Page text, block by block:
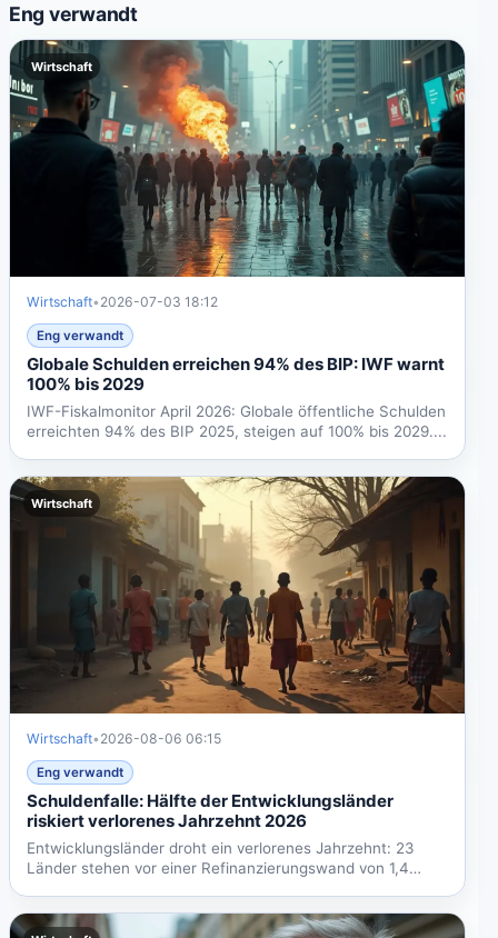
Eng verwandt
Wirtschaft
Wirtschaft• 2026-07-03 18:12
Eng verwandt
Globale Schulden erreichen 94% des BIP: IWF warnt
100% bis 2029
IWF-Fiskalmonitor April 2026: Globale öffentliche Schulden
erreichten 94% des BIP 2025, steigen auf 100% bis 2029....
Wirtschaft
Wirtschaft• 2026-08-06 06:15
Eng verwandt
Schuldenfalle: Hälfte der Entwicklungsländer
riskiert verlorenes Jahrzehnt 2026
Entwicklungsländer droht ein verlorenes Jahrzehnt: 23
Länder stehen vor einer Refinanzierungswand von 1,4